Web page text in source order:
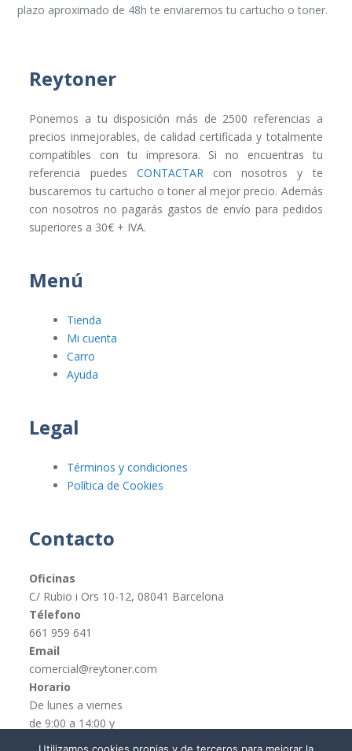
plazo aproximado de 48h te enviaremos tu cartucho o toner.
Reytoner
Ponemos a tu disposición más de 2500 referencias a
precios inmejorables, de calidad certificada y totalmente
compatibles con tu impresora. Si no encuentras tu
referencia puedes CONTACTARcon nosotros y te
buscaremos tu cartucho o toner al mejor precio. Además
con nosotros no pagarás gastos de envío para pedidos
superiores a 30€ + IVA.
Menú
Tienda
Mi cuenta
Carro
Ayuda
Legal
Términos y condiciones
Política de Cookies
Contacto
Oficinas
C/ Rubio i Ors 10-12, 08041 Barcelona
Télefono
661 959 641
Email
comercial@reytoner.com
Horario
De lunes a viernes
de 9:00 a 14:00 y
de 16:00 a 19:00